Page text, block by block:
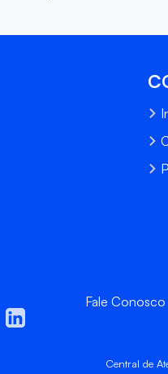
Fale Conosco
Central de